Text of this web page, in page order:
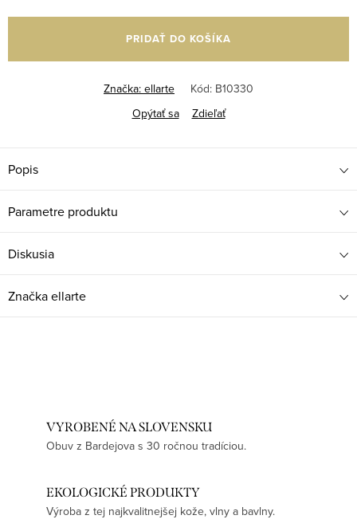
cena:
PRIDAŤ DO KOŠÍKA
Značka: ellarte Kód: B10330
Opýtať sa
Zdieľať
Popis
Parametre produktu
Diskusia
Značkaellarte
VYROBENÉ NA SLOVENSKU
Obuv z Bardejova s 30 ročnou tradíciou.
EKOLOGICKÉ PRODUKTY
Výroba z tej najkvalitnejšej kože, vlny a bavlny.